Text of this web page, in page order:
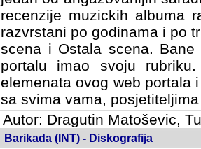
recenzije muzickih albuma
razvrstani po godinama i po
scena i Ostala scena.
portalu imao svoju
elemenata ovog web portala
sa svima vama,
Autor: Dragutin Matoševic,
Barikada (INT) - Diskografija